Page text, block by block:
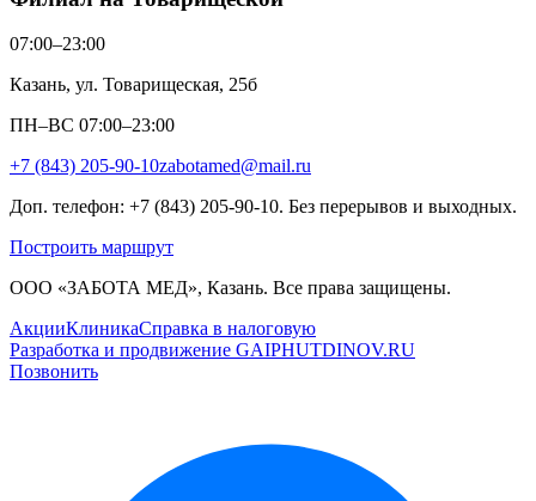
07:00–23:00
Казань, ул. Товарищеская, 25б
ПН–ВС 07:00–23:00
+7 (843) 205-90-10zabotamed@mail.ru
Доп. телефон: +7 (843) 205-90-10. Без перерывов и выходных.
Построить маршрут
ООО «ЗАБОТА МЕД», Казань. Все права защищены.
АкцииКлиникаСправка в налоговую
Разработка и продвижение GAIPHUTDINOV.RU
Позвонить